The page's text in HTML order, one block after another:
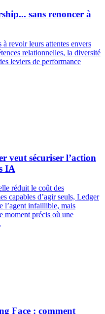
sans renoncer à
revoir leurs attentes envers
relationnelles, la diversité
leviers de performance
veut sécuriser l’action
IA
réduit le coût des
capables d’agir seuls, Ledger
l’agent infaillible, mais
moment précis où une
Face : comment